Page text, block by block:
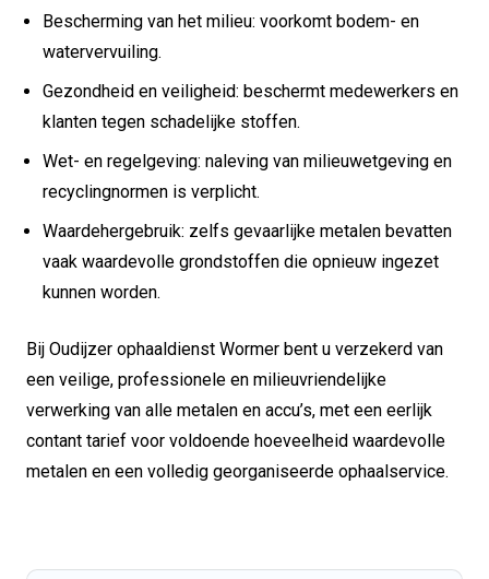
Bescherming van het milieu: voorkomt bodem- en
watervervuiling.
Gezondheid en veiligheid: beschermt medewerkers en
klanten tegen schadelijke stoffen.
Wet- en regelgeving: naleving van milieuwetgeving en
recyclingnormen is verplicht.
Waardehergebruik: zelfs gevaarlijke metalen bevatten
vaak waardevolle grondstoffen die opnieuw ingezet
kunnen worden.
Bij Oudijzer ophaaldienst Wormer bent u verzekerd van
een veilige, professionele en milieuvriendelijke
verwerking van alle metalen en accu’s, met een eerlijk
contant tarief voor voldoende hoeveelheid waardevolle
metalen en een volledig georganiseerde ophaalservice.